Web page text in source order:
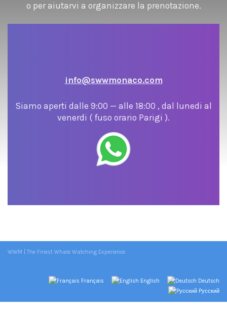
o per aiutarvi a organizzare la prenotazione.
info@swwmonaco.com
Siamo aperti dalle 9:00 — alle 18:00 , dal lunedi al
venerdi ( fuso orario Parigi ).
WWM | The Finest Whale Watching Experience
Français English
Deutsch
Pусский